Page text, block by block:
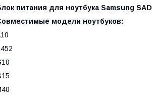
питания для ноутбука Samsung
модели ноутбуков: